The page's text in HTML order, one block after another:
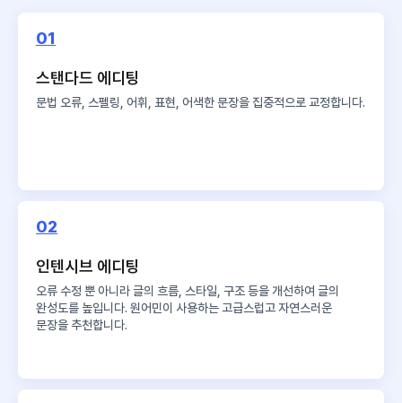
01
스탠다드 에디팅
문법 오류, 스펠링, 어휘, 표현, 어색한 문장을 집중적으로 교정합니다.
02
인텐시브 에디팅
오류 수정 뿐 아니라 글의 흐름, 스타일, 구조 등을 개선하여 글의
완성도를 높입니다. 원어민이 사용하는 고급스럽고 자연스러운
문장을 추천합니다.